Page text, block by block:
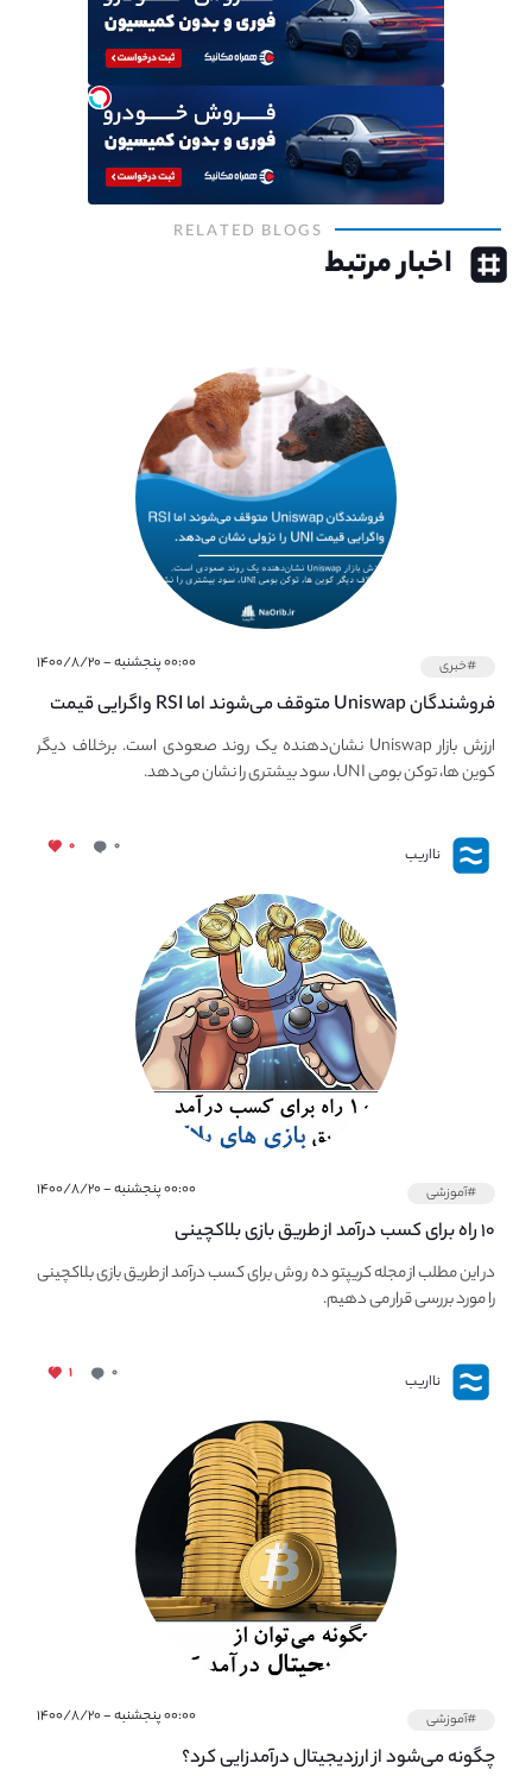
RELATED BLOGS
اخبار مرتبط
#خبری ۰۰:۰۰ پنجشنبه - ۱۴۰۰/۸/۲۰
فروشندگان Uniswap متوقف می‌شوند اما RSI واگرایی قیمت
UNI نزولی را توسعه می‌دهد.
ارزش بازار Uniswap نشان‌دهنده یک روند صعودی است. برخلاف دیگر
کوین ها، توکن بومی UNI، سود بیشتری را نشان می‌دهد.
نااریب ۰ ۰
#آموزشی ۰۰:۰۰ پنجشنبه - ۱۴۰۰/۸/۲۰
۱۰ راه برای کسب درآمد از طریق بازی بلاکچینی
در این مطلب از مجله کریپتو ده روش برای کسب درآمد از طریق بازی‌ بلاکچینی
را مورد بررسی قرار می دهیم.
نااریب ۰ ۱
#آموزشی ۰۰:۰۰ پنجشنبه - ۱۴۰۰/۸/۲۰
چگونه می‌شود از ارزدیجیتال درآمدزایی کرد؟